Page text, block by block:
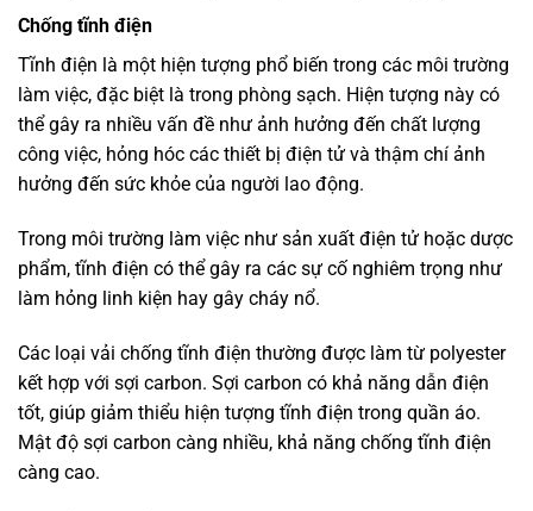
Chống tĩnh điện
Tĩnh điện là một hiện tượng phổ biến trong các môi trường
làm việc, đặc biệt là trong phòng sạch. Hiện tượng này có
thể gây ra nhiều vấn đề như ảnh hưởng đến chất lượng
công việc, hỏng hóc các thiết bị điện tử và thậm chí ảnh
hưởng đến sức khỏe của người lao động.
Trong môi trường làm việc như sản xuất điện tử hoặc dược
phẩm, tĩnh điện có thể gây ra các sự cố nghiêm trọng như
làm hỏng linh kiện hay gây cháy nổ.
Các loại vải chống tĩnh điện thường được làm từ polyester
kết hợp với sợi carbon. Sợi carbon có khả năng dẫn điện
tốt, giúp giảm thiểu hiện tượng tĩnh điện trong quần áo.
Mật độ sợi carbon càng nhiều, khả năng chống tĩnh điện
càng cao.